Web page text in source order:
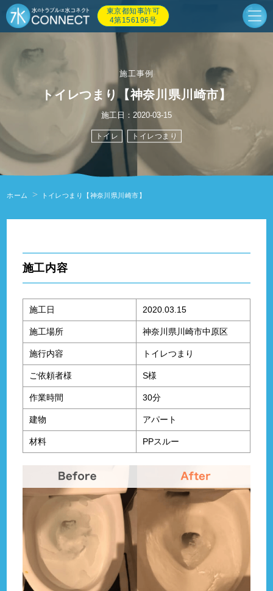
東京都知事許可
4第156196号
施工事例
トイレつまり【神奈川県川崎市】
施工日：2020-03-15
トイレ トイレつまり
ホーム トイレつまり【神奈川県川崎市】
施工内容
施工日 2020.03.15
施工場所 神奈川県川崎市中原区
施行内容 トイレつまり
ご依頼者様 S様
作業時間 30分
建物 アパート
材料 PPスルー